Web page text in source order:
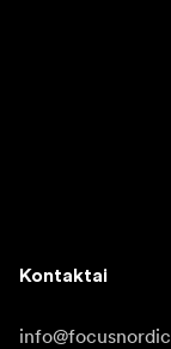
Kontaktai